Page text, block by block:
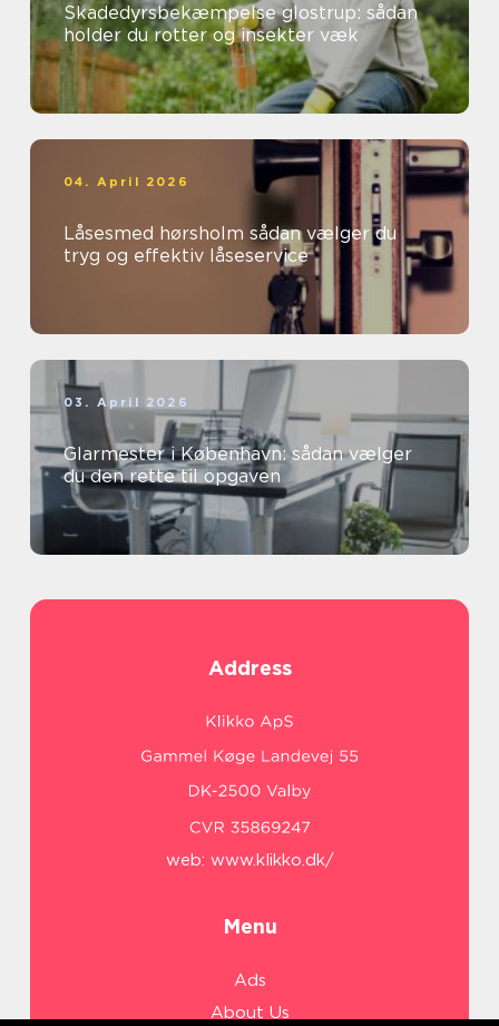
Skadedyrsbekæmpelse glostrup: sådan
holder du rotter og insekter væk
04. April 2026
Låsesmed hørsholm sådan vælger du
tryg og effektiv låseservice
03. April 2026
Glarmester i København: sådan vælger
du den rette til opgaven
Address
web: www.klikko.dk/
Menu
Ads
About Us